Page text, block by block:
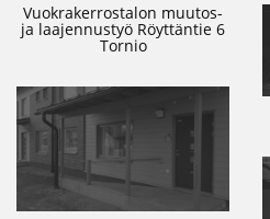
Vuokrakerrostalon muutos-
ja laajennustyö Röyttäntie 6
Tornio